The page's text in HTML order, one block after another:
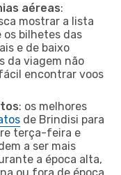
aéreas:
mostrar a lista
os bilhetes das
e de baixo
da viagem não
encontrar voos
: os melhores
de Brindisi para
terça-feira e
a ser mais
a época alta,